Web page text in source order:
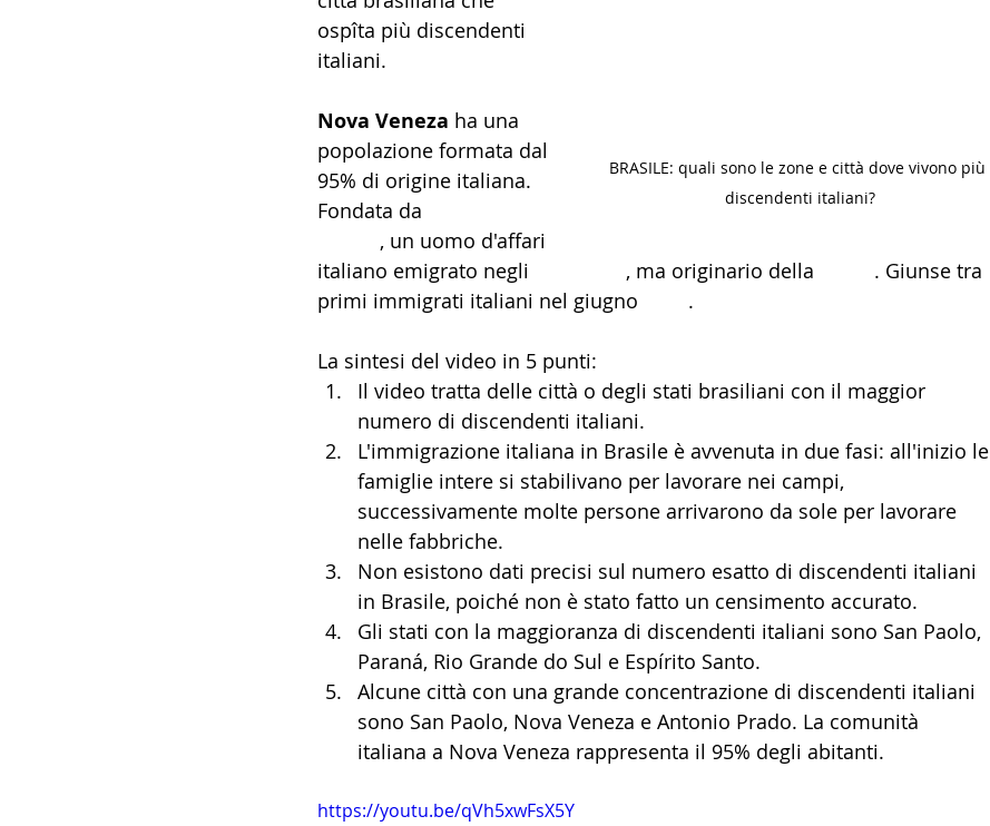
14 - IIC IST. ITALIANO CULTURA
17 - ASSOCIAZIONI 18 - MAPPE ITALIANI ALL'ESTERO
20 - AMERICA 22 - AMERICA DEL SUD
24 - ASIA 25 - OCEANIA 26 - POLITICA
30 - LAVORO 31 - ICE ISTITUTO COMMERCIO ESTERO 32 - MADE IN ITALY
BRASILE: quali sono le zone e città dove vivono più
discendenti italiani?
ospîta più discendenti
italiani.
Nova Veneza ha una
popolazione formata dal
95% di origine italiana.
Fondata da
, un uomo d'affari
italiano emigrato negli
, ma originario della
. Giunse tra
primi immigrati italiani nel giugno
.
La sintesi del video in 5 punti:
Il video tratta delle città o degli stati brasiliani con il maggior
numero di discendenti italiani.
L'immigrazione italiana in Brasile è avvenuta in due fasi: all'inizio le
famiglie intere si stabilivano per lavorare nei campi,
successivamente molte persone arrivarono da sole per lavorare
nelle fabbriche.
Non esistono dati precisi sul numero esatto di discendenti italiani
in Brasile, poiché non è stato fatto un censimento accurato.
Gli stati con la maggioranza di discendenti italiani sono San Paolo,
Paraná, Rio Grande do Sul e Espírito Santo.
Alcune città con una grande concentrazione di discendenti italiani
sono San Paolo, Nova Veneza e Antonio Prado. La comunità
italiana a Nova Veneza rappresenta il 95% degli abitanti.
https://youtu.be/qVh5xwFsX5Y